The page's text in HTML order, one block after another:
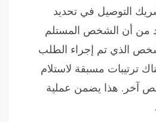
التوصيل في تحديد
من أن الشخص المستلم
الذي تم إجراء الطلب
ترتيبات مسبقة لاستلام
آخر. هذا يضمن عملية